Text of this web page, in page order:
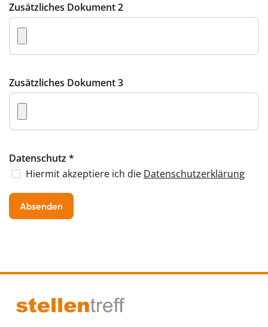
Zusätzliches Dokument 2
Zusätzliches Dokument 3
Datenschutz*
Hiermit akzeptiere ich die Datenschutzerklärung